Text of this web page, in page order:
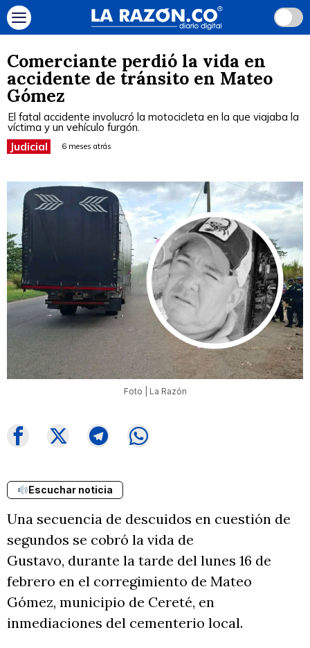
Comerciante perdió la vida en
accidente de tránsito en Mateo
Gómez
El fatal accidente involucró la motocicleta en la que viajaba la
víctima y un vehículo furgón.
Judicial 6 meses atrás
Foto | La Razón
Escuchar noticia
Una secuencia de descuidos en cuestión de
segundos se cobró la vida de
Gustavo, durante la tarde del lunes 16 de
febrero en el corregimiento de Mateo
Gómez, municipio de Cereté, en
inmediaciones del cementerio local.